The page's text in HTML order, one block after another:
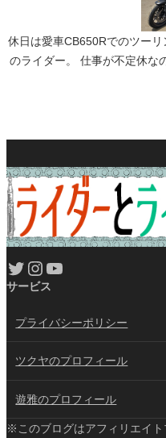
休日は愛車CB650Rでのツー
のライダー。 仕事が不定休な
Twitter Instagram YouTube
サービス
プライバシーポリシー
ツクヤのプロフィール
遊雅のプロフィール
※このブログはアフィリエイト